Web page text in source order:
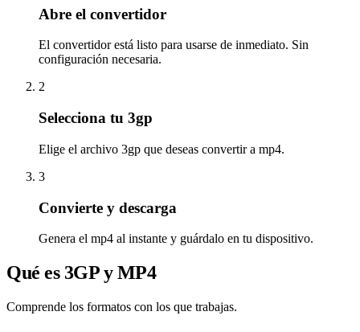
Abre el convertidor
El convertidor está listo para usarse de inmediato. Sin
configuración necesaria.
2
Selecciona tu 3gp
Elige el archivo 3gp que deseas convertir a mp4.
3
Convierte y descarga
Genera el mp4 al instante y guárdalo en tu dispositivo.
Qué es 3GP y MP4
Comprende los formatos con los que trabajas.